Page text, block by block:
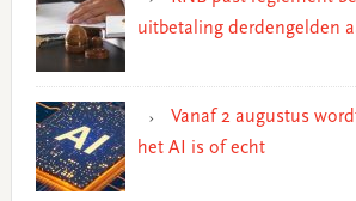
uitbetaling derdengelden
Vanaf 2 augustus
het AI is of echt